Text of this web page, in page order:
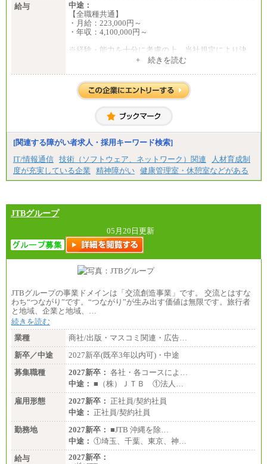
給与
中途：
【全職種共通】
・月給：223,000円～
・年収：4,100,000円～
※経験・能力を十分に考慮の上、当社規定により決
+ 続きを読む
[関連する障がい者求人・採用キーワード検索]
IT/情報通信 技術（ソフトウェア、ネットワーク）関連
人材育成制
度が充実している企業
精神障がい 健康管理室・休憩室などがある
JTBグループ
05月20日更新
JTBグループの事業ドメインは「交流創造事業」です。 交流とはすな
わち“つながり”です。“つながり”が生み出す価値は無限です。旅行者
と地域、企業と地域、…
続きを読む
業種
商社/出版・マスコミ関連・広告…
新卒／中途
2027新卒(既卒3年以内可)・中途
募集職種
2027新卒： 各社・各コースによ…
中途： ■（株）ＪＴＢ ①法人…
雇用形態
2027新卒： 正社員/契約社員
中途： 正社員/契約社員
勤務地
2027新卒： ■JTB 沖縄を除…
中途： ①埼玉、千葉、東京、神…
給与
2027新卒：